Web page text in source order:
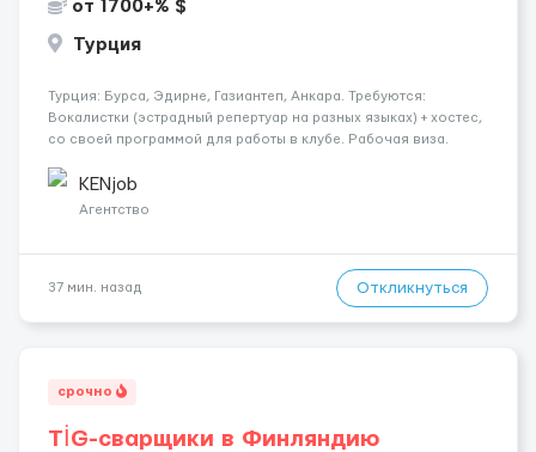
от 1700+% $
Турция
Турция: Бурса, Эдирне, Газиантеп, Анкара. Требуются:
Вокалистки (эстрадный репертуар на разных языках) + хостеc,
со своей программой для работы в клубе. Рабочая виза.
одного до трех месяцев. Мед. страховка. Высокая зарплат...
KENjob
Агентство
37 мин. назад Откликнуться
срочно
TİG-сварщики в Финляндию